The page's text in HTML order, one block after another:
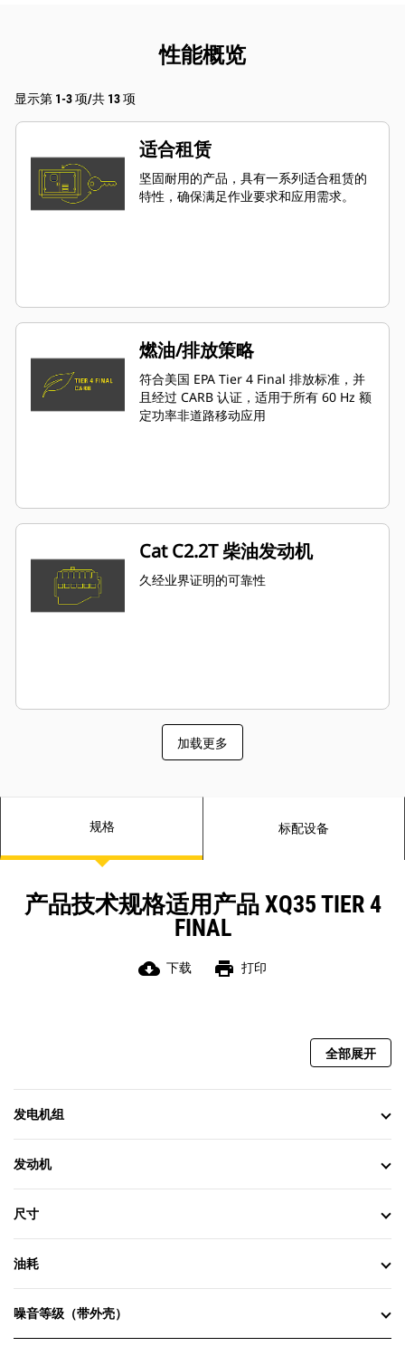
性能概览
显示第 1-3 项/共 13 项
适合租赁
坚固耐用的产品，具有一系列适合租赁的
特性，确保满足作业要求和应用需求。
燃油/排放策略
符合美国 EPA Tier 4 Final 排放标准，并
且经过 CARB 认证，适用于所有 60 Hz 额
定功率非道路移动应用
Cat C2.2T 柴油发动机
久经业界证明的可靠性
加载更多
规格 标配设备
产品技术规格适用产品 XQ35 TIER 4
FINAL
cloud_download 下载 print 打印
全部展开
发电机组
发动机
尺寸
油耗
噪音等级（带外壳）